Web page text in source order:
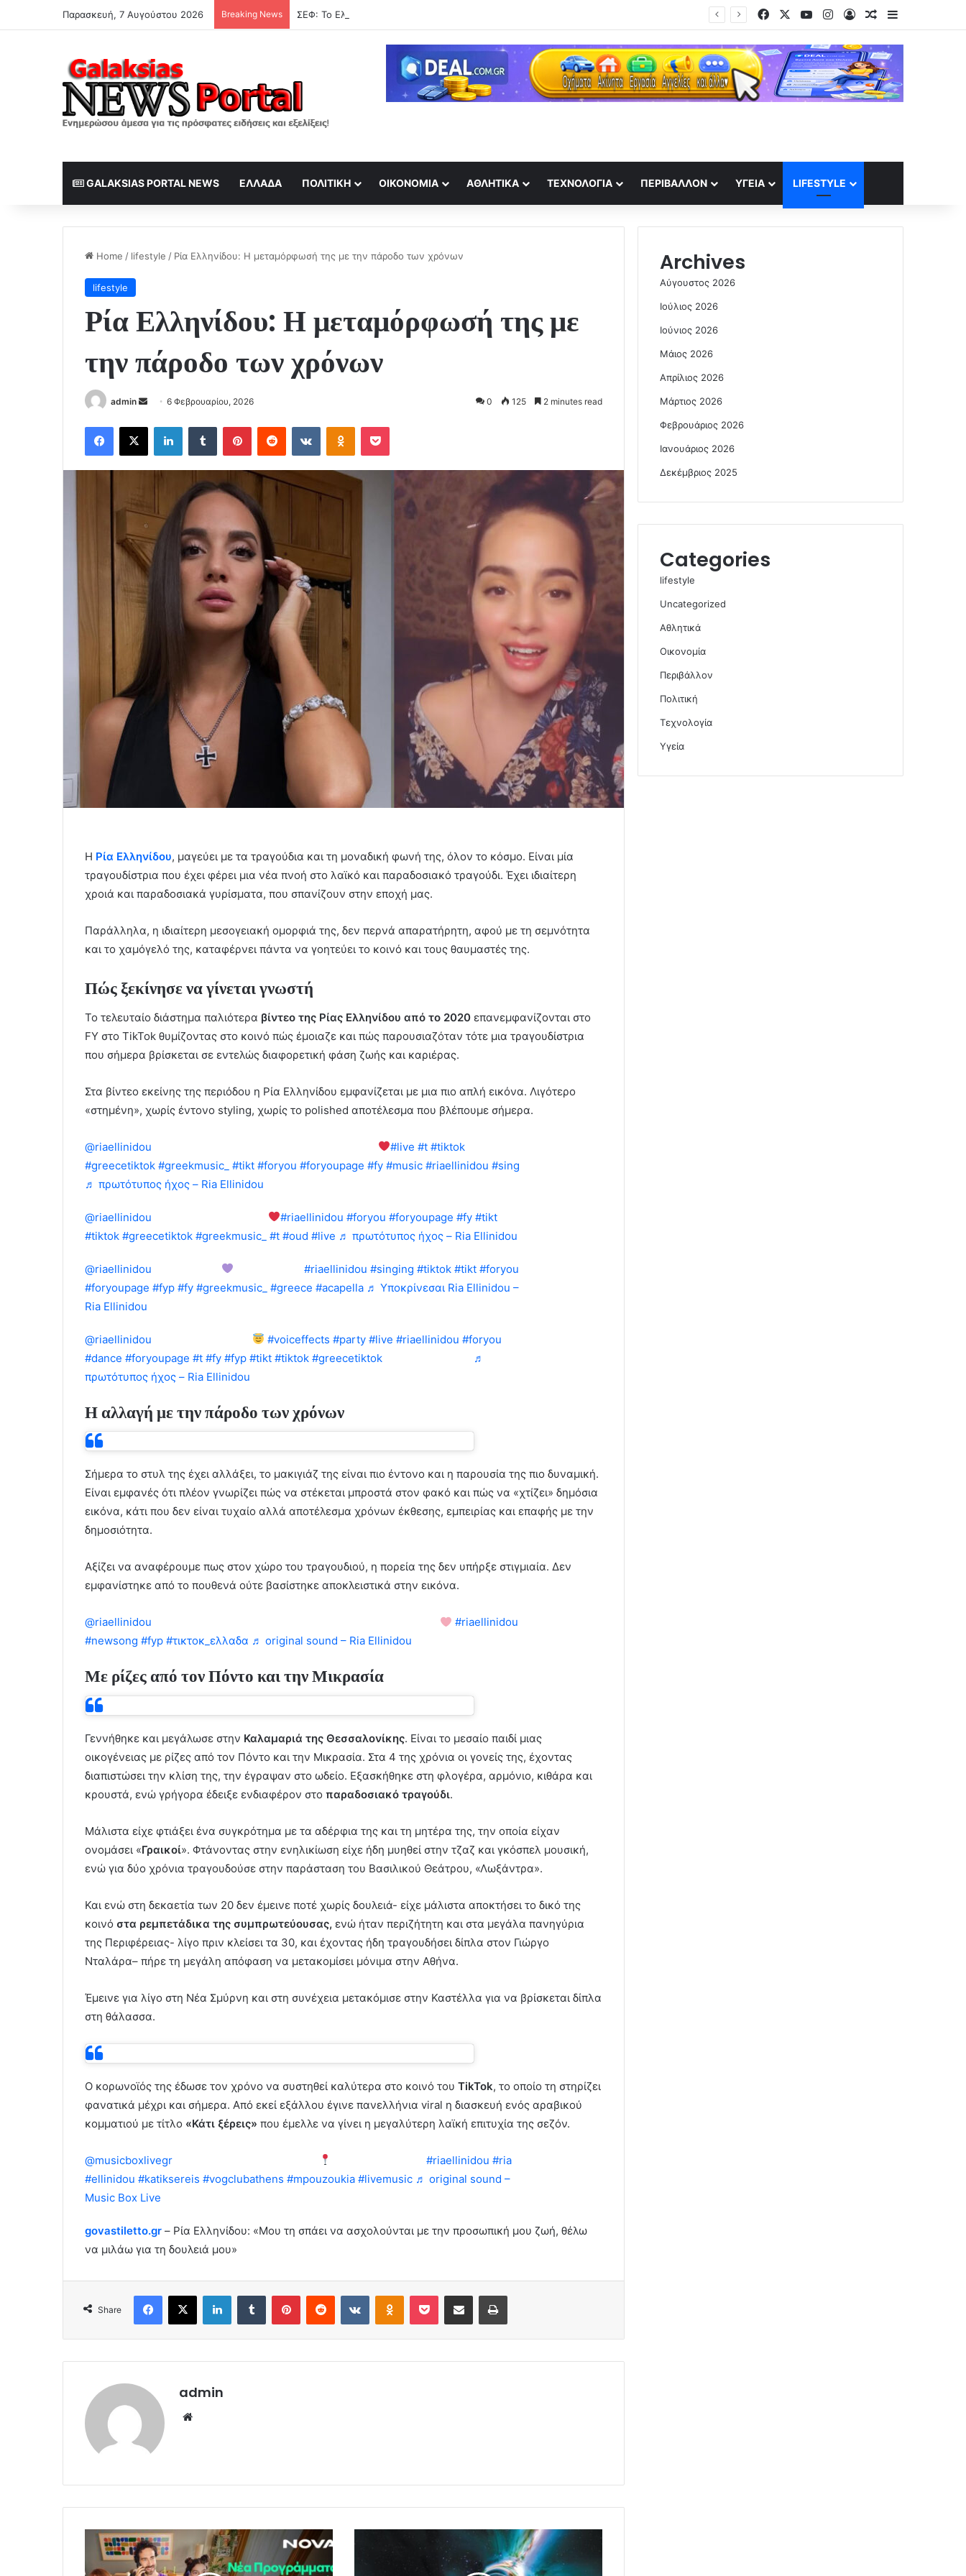
Παρασκευή, 7 Αυγούστου 2026 Breaking News FacebookYouTubeInstagram
Log InRandom Article
Sidebar
GALAKSIAS PORTAL NEWS ΕΛΛΆΔΑ ΠΟΛΙΤΙΚΉ ΟΙΚΟΝΟΜΊΑ ΑΘΛΗΤΙΚΆ ΤΕΧΝΟΛΟΓΊΑ ΠΕΡΙΒΆΛΛΟΝ ΥΓΕΊΑ LIFESTYLE
Home / lifestyle / Ρία Ελληνίδου: Η μεταμόρφωσή της με την πάροδο των χρόνων
lifestyle
Ρία Ελληνίδου: Η μεταμόρφωσή της με
την πάροδο των χρόνων
admin
Send
email
6 Φεβρουαρίου, 2026 0 125 2 minutes read
Facebook
X LinkedInTumblr PinterestReddit VKontakteOdnoklassniki
Pocket
Η Ρία Ελληνίδου, μαγεύει με τα τραγούδια και τη μοναδική φωνή της, όλον το κόσμο. Είναι μία
τραγουδίστρια που έχει φέρει μια νέα πνοή στο λαϊκό και παραδοσιακό τραγούδι. Έχει ιδιαίτερη
χροιά και παραδοσιακά γυρίσματα, που σπανίζουν στην εποχή μας.
Παράλληλα, η ιδιαίτερη μεσογειακή ομορφιά της, δεν περνά απαρατήρητη, αφού με τη σεμνότητα
και το χαμόγελό της, καταφέρνει πάντα να γοητεύει το κοινό και τους θαυμαστές της.
Πώς ξεκίνησε να γίνεται γνωστή
Το τελευταίο διάστημα παλιότερα βίντεο της Ρίας Ελληνίδου από το 2020 επανεμφανίζονται στο
FY στο TikTok θυμίζοντας στο κοινό πώς έμοιαζε και πώς παρουσιαζόταν τότε μια τραγουδίστρια
που σήμερα βρίσκεται σε εντελώς διαφορετική φάση ζωής και καριέρας.
Στα βίντεο εκείνης της περιόδου η Ρία Ελληνίδου εμφανίζεται με μια πιο απλή εικόνα. Λιγότερο
«στημένη», χωρίς έντονο styling, χωρίς το polished αποτέλεσμα που βλέπουμε σήμερα.
@riaellinidou #live #t #tiktok
#greecetiktok #greekmusic_ #tikt #foryou #foryoupage #fy #music #riaellinidou #sing
♬ πρωτότυπος ήχος – Ria Ellinidou
@riaellinidou #riaellinidou #foryou #foryoupage #fy #tikt
#tiktok #greecetiktok #greekmusic_ #t #oud #live ♬ πρωτότυπος ήχος – Ria Ellinidou
@riaellinidou Υποκρίνεσαι#riaellinidou #singing #tiktok #tikt #foryou
#foryoupage #fyp #fy #greekmusic_ #greece #acapella ♬ Υποκρίνεσαι Ria Ellinidou –
Ria Ellinidou
@riaellinidou #voiceffects #party #live #riaellinidou #foryou
#dance #foryoupage #t #fy #fyp #tikt #tiktok #greecetiktok
♬
πρωτότυπος ήχος – Ria Ellinidou
Η αλλαγή με την πάροδο των χρόνων
Σήμερα το στυλ της έχει αλλάξει, το μακιγιάζ της είναι πιο έντονο και η παρουσία της πιο δυναμική.
Είναι εμφανές ότι πλέον γνωρίζει πώς να στέκεται μπροστά στον φακό και πώς να «χτίζει» δημόσια
εικόνα, κάτι που δεν είναι τυχαίο αλλά αποτέλεσμα χρόνων έκθεσης, εμπειρίας και επαφής με την
δημοσιότητα.
Αξίζει να αναφέρουμε πως στον χώρο του τραγουδιού, η πορεία της δεν υπήρξε στιγμιαία. Δεν
εμφανίστηκε από το πουθενά ούτε βασίστηκε αποκλειστικά στην εικόνα.
@riaellinidou
#riaellinidou
#newsong #fyp #τικτοκ_ελλαδα ♬ original sound – Ria Ellinidou
Με ρίζες από τον Πόντο και την Μικρασία
Γεννήθηκε και μεγάλωσε στην Καλαμαριά της Θεσσαλονίκης. Είναι το μεσαίο παιδί μιας
οικογένειας με ρίζες από τον Πόντο και την Μικρασία. Στα 4 της χρόνια οι γονείς της, έχοντας
διαπιστώσει την κλίση της, την έγραψαν στο ωδείο. Εξασκήθηκε στη φλογέρα, αρμόνιο, κιθάρα και
κρουστά, ενώ γρήγορα έδειξε ενδιαφέρον στο παραδοσιακό τραγούδι.
Μάλιστα είχε φτιάξει ένα συγκρότημα με τα αδέρφια της και τη μητέρα της, την οποία είχαν
ονομάσει «Γραικοί». Φτάνοντας στην ενηλικίωση είχε ήδη μυηθεί στην τζαζ και γκόσπελ μουσική,
ενώ για δύο χρόνια τραγουδούσε στην παράσταση του Βασιλικού Θεάτρου, «Λωξάντρα».
Και ενώ στη δεκαετία των 20 δεν έμεινε ποτέ χωρίς δουλειά- είχε μάλιστα αποκτήσει το δικό της
κοινό στα ρεμπετάδικα της συμπρωτεύουσας, ενώ ήταν περιζήτητη και στα μεγάλα πανηγύρια
της Περιφέρειας- λίγο πριν κλείσει τα 30, και έχοντας ήδη τραγουδήσει δίπλα στον Γιώργο
Νταλάρα– πήρε τη μεγάλη απόφαση να μετακομίσει μόνιμα στην Αθήνα.
Έμεινε για λίγο στη Νέα Σμύρνη και στη συνέχεια μετακόμισε στην Καστέλλα για να βρίσκεται δίπλα
στη θάλασσα.
Ο κορωνοϊός της έδωσε τον χρόνο να συστηθεί καλύτερα στο κοινό του TikTok, το οποίο τη στηρίζει
φανατικά μέχρι και σήμερα. Από εκεί εξάλλου έγινε πανελλήνια viral η διασκευή ενός αραβικού
κομματιού με τίτλο «Κάτι ξέρεις» που έμελλε να γίνει η μεγαλύτερη λαϊκή επιτυχία της σεζόν.
@musicboxlivegr VOG CLUB Athens#riaellinidou #ria
#ellinidou #katiksereis #vogclubathens #mpouzoukia #livemusic ♬ original sound –
Music Box Live
govastiletto.gr – Ρία Ελληνίδου: «Μου τη σπάει να ασχολούνται με την προσωπική μου ζωή, θέλω
να μιλάω για τη δουλειά μου»
Share
Facebook
X LinkedInTumblr PinterestReddit VKontakteOdnoklassniki
Pocket Share via Email Print
admin
Archives
Αύγουστος 2026
Ιούλιος 2026
Ιούνιος 2026
Μάιος 2026
Απρίλιος 2026
Μάρτιος 2026
Φεβρουάριος 2026
Ιανουάριος 2026
Δεκέμβριος 2025
Categories
lifestyle
Uncategorized
Αθλητικά
Οικονομία
Περιβάλλον
Πολιτική
Τεχνολογία
Υγεία